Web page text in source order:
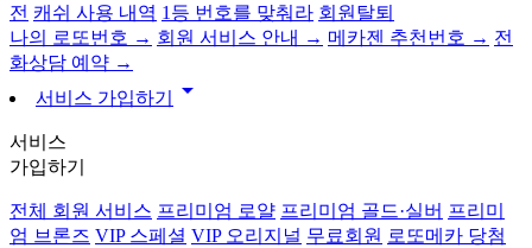
전 캐쉬 사용 내역 1등 번호를 맞춰라 회원탈퇴
나의 로또번호 → 회원 서비스 안내 → 메카젠 추천번호 → 전
화상담 예약 →
서비스 가입하기
arrow_drop_down
서비스
가입하기
전체 회원 서비스 프리미엄 로얄 프리미엄 골드·실버 프리미
엄 브론즈 VIP 스페셜 VIP 오리지널 무료회원 로또메카 당첨